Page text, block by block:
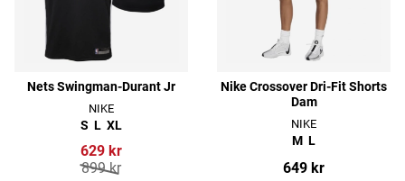
Nets Swingman-Durant Jr
NIKE
S L XL
629 kr
899 kr
Nike Crossover Dri-Fit Shorts
Dam
NIKE
M L
649 kr